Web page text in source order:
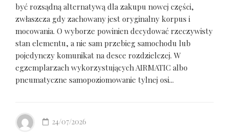
być rozsądną alternatywą dla zakupu nowej części,
zwłaszcza gdy zachowany jest oryginalny korpus i
mocowania. O wyborze powinien decydować rzeczywisty
stan elementu, a nie sam przebieg samochodu lub
pojedynczy komunikat na desce rozdzielczej. W
egzemplarzach wykorzystujących AIRMATIC albo
pneumatyczne samopoziomowanie tylnej osi...
24/07/2026